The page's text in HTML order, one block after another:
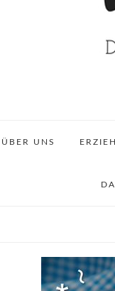
ÜBER UNS